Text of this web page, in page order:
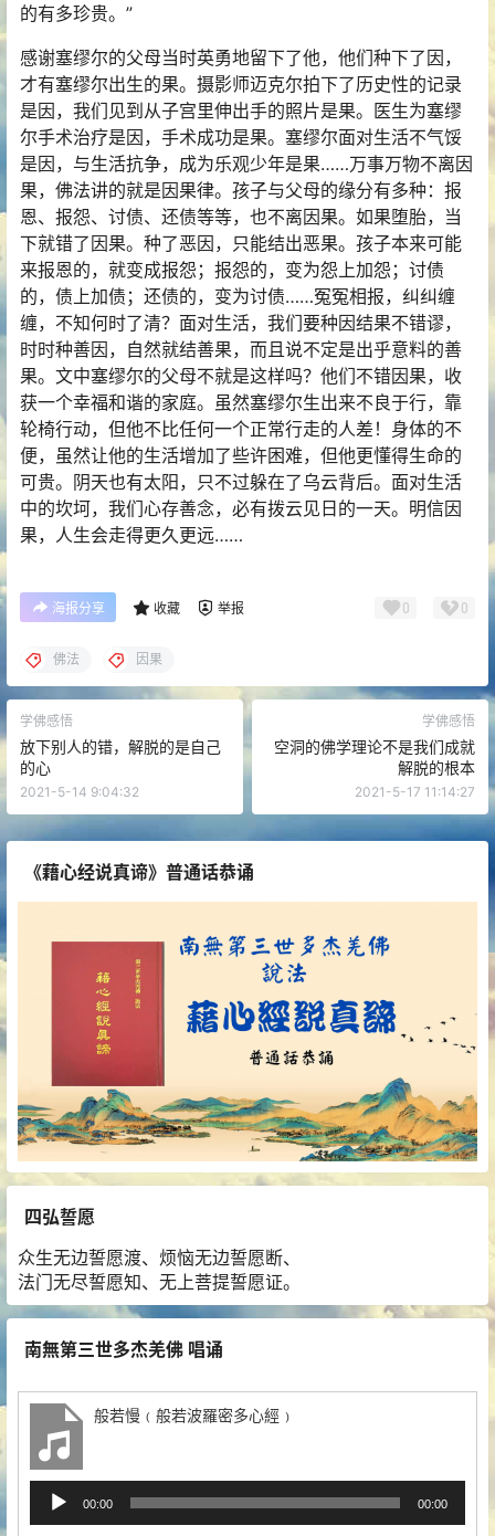
的有多珍贵。”
感谢塞缪尔的父母当时英勇地留下了他，他们种下了因，
才有塞缪尔出生的果。摄影师迈克尔拍下了历史性的记录
是因，我们见到从子宫里伸出手的照片是果。医生为塞缪
尔手术治疗是因，手术成功是果。塞缪尔面对生活不气馁
是因，与生活抗争，成为乐观少年是果……万事万物不离因
果，佛法讲的就是因果律。孩子与父母的缘分有多种：报
恩、报怨、讨债、还债等等，也不离因果。如果堕胎，当
下就错了因果。种了恶因，只能结出恶果。孩子本来可能
来报恩的，就变成报怨；报怨的，变为怨上加怨；讨债
的，债上加债；还债的，变为讨债……冤冤相报，纠纠缠
缠，不知何时了清？面对生活，我们要种因结果不错谬，
时时种善因，自然就结善果，而且说不定是出乎意料的善
果。文中塞缪尔的父母不就是这样吗？他们不错因果，收
获一个幸福和谐的家庭。虽然塞缪尔生出来不良于行，靠
轮椅行动，但他不比任何一个正常行走的人差！身体的不
便，虽然让他的生活增加了些许困难，但他更懂得生命的
可贵。阴天也有太阳，只不过躲在了乌云背后。面对生活
中的坎坷，我们心存善念，必有拨云见日的一天。明信因
果，人生会走得更久更远……
海报分享 收藏 举报 0 0
佛法 因果
学佛感悟
放下别人的错，解脱的是自己
的心
2021-5-14 9:04:32
学佛感悟
空洞的佛学理论不是我们成就
解脱的根本
2021-5-17 11:14:27
《藉心经说真谛》普通话恭诵
四弘誓愿
众生无边誓愿渡、烦恼无边誓愿断、
法门无尽誓愿知、无上菩提誓愿证。
南無第三世多杰羌佛 唱诵
般若慢﹙般若波羅密多心經﹚
00:00 00:00